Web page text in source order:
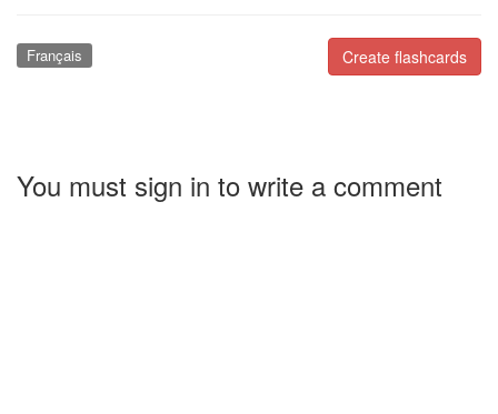
Create flashcards
Français
You must sign in to write a comment